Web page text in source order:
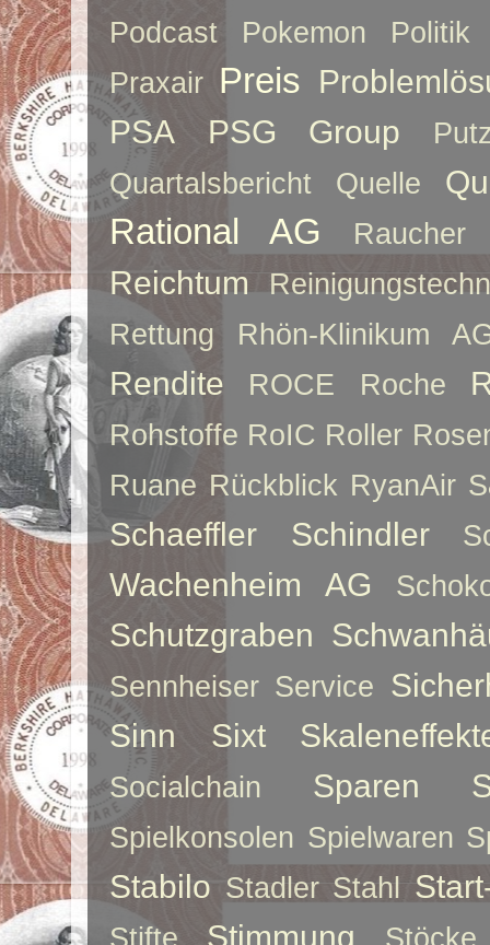
Podcast
Pokemon
Politik
Praxair Preis
PSA
PSG Group
Quartalsbericht
Quelle
Rational AG Raucher
Reichtum
Rettung
Rhön-Klinikum
Rendite ROCE Roche
Rohstoffe RoIC Roller
Ruane Rückblick RyanAir
Schaeffler Schindler
Wachenheim AG
Schutzgraben
Sennheiser Service
Sinn
Sixt
Socialchain Sparen
Spielkonsolen Spielwaren
Stabilo Stadler Stahl
Stifte Stimmung
Stöcke